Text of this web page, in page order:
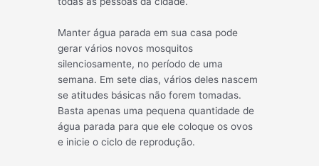
Manter água parada em sua casa pode
gerar vários novos mosquitos
silenciosamente, no período de uma
semana. Em sete dias, vários deles nascem
se atitudes básicas não forem tomadas.
Basta apenas uma pequena quantidade de
água parada para que ele coloque os ovos
e inicie o ciclo de reprodução.